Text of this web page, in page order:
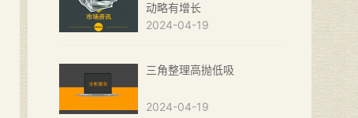
动略有增长
2024-04-19
三角整理高抛低吸
2024-04-19